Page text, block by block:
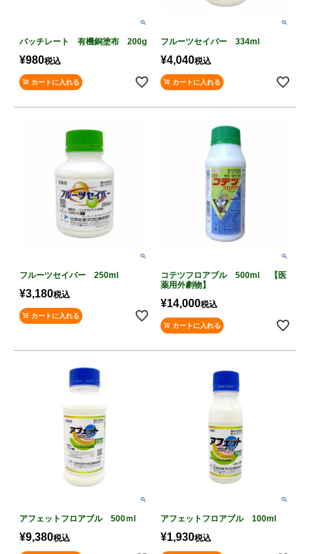
バッチレート 有機銅塗布 200g
¥980税込
カートに入れる
フルーツセイバー 334ml
¥4,040税込
カートに入れる
フルーツセイバー 250ml
¥3,180税込
カートに入れる
コテツフロアブル 500ml 【医
薬用外劇物】
¥14,000税込
カートに入れる
アフェットフロアブル 500ｍl
¥9,380税込
アフェットフロアブル 100ml
¥1,930税込